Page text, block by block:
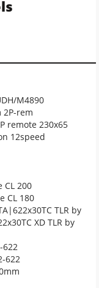
M4890
2P-rem
remote 230x65
12speed
CL 200
CL 180
TLR by
XD TLR by
622
622